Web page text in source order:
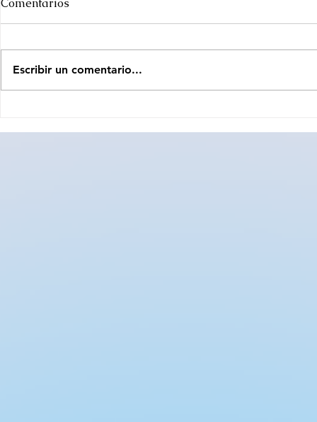
Güçlü: Luzia’nın Kalbi,
Gökyüzü
Comentarios
Escribir un comentario...